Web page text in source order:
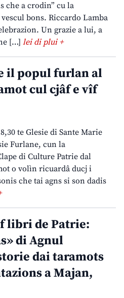
che a crodin” cu la
bons. Riccardo Lamba
Un grazie a lui, a
[…] lei di plui +
il popul furlan al
cul cjâf e vîf
te Glesie di Sante Marie
Furlane, cun la
di Culture Patrie dal
o volìn ricuardâ ducj i
che tai agns si son dadis
libri de Patrie:
di Agnul
dai taramots
a Majan,